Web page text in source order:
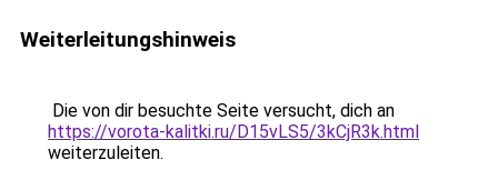
Weiterleitungshinweis
Die von dir besuchte Seite versucht, dich an
https://vorota-kalitki.ru/D15vLS5/3kCjR3k.html
weiterzuleiten.